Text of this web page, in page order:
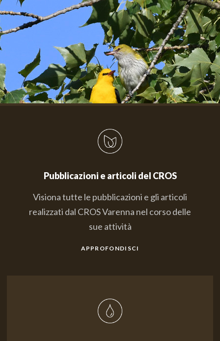
Pubblicazioni e articoli del CROS
Visiona tutte le pubblicazioni e gli articoli
realizzati dal CROS Varenna nel corso delle
sue attività
APPROFONDISCI